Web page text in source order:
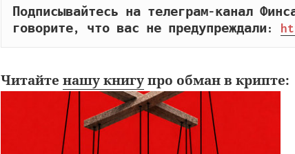
Подписывайтесь на телеграм-канал
говорите, что вас не предупреждали:
Читайтенашу книгупро обман в крипте: